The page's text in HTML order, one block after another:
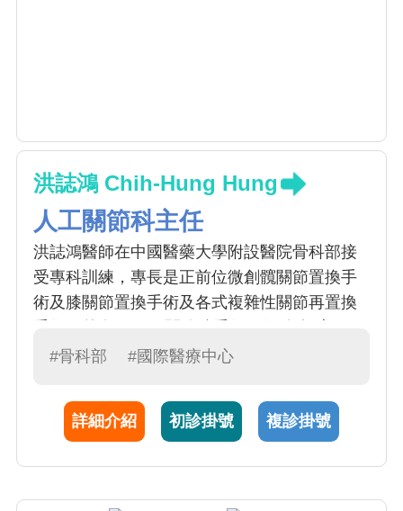
洪誌鴻 Chih-Hung Hung
人工關節科主任
洪誌鴻醫師在中國醫藥大學附設醫院骨科部接
受專科訓練，專長是正前位微創髖關節置換手
術及膝關節置換手術及各式複雜性關節再置換
腕、髖及膝關節鏡)和美國達拉斯訓練中心研修
換手術，並在關節手術領域積累了豐富的經
驗，目前擔任人工關節科主任。
#骨科部 #國際醫療中心
詳細介紹 初診掛號 複診掛號